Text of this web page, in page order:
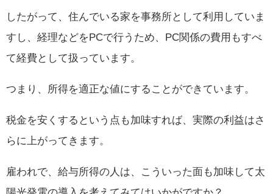
したがって、住んでいる家を事務所として利用していま
すし、経理などをPCで行うため、PC関係の費用もすべ
て経費として扱っています。
つまり、所得を適正な値にすることができています。
税金を安くするという点も加味すれば、実際の利益はさ
らに上がってきます。
雇われで、給与所得の人は、こういった面も加味して太
陽光発電の導入を考えてみてはいかがですか？